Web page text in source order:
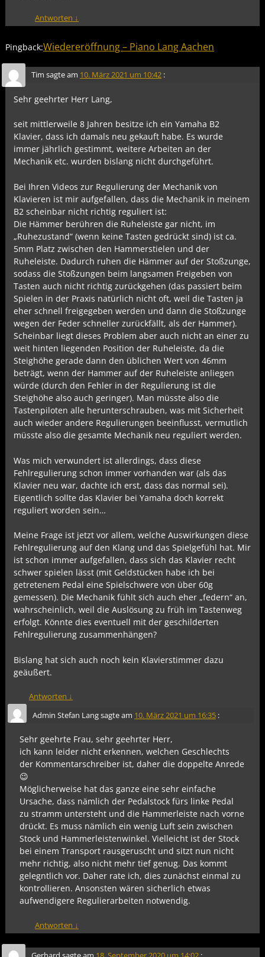
Antworten ↓
Pingback:Wiedereröffnung – Piano Lang Aachen
Tim sagte am 10. März 2021 um 10:42 :
Sehr geehrter Herr Lang,
seit mittlerweile 8 Jahren besitze ich ein Yamaha B2
Klavier, dass ich damals neu gekauft habe. Es wurde
immer jährlich gestimmt, weitere Arbeiten an der
Mechanik etc. wurden bislang nicht durchgeführt.
Bei Ihren Videos zur Regulierung der Mechanik von
Klavieren ist mir aufgefallen, dass die Mechanik in meinem
B2 scheinbar nicht richtig reguliert ist:
Die Hämmer berühren die Ruheleiste gar nicht, im
„Ruhezustand“ (wenn keine Tasten gedrückt sind) ist ca.
5mm Platz zwischen den Hammerstielen und der
Ruheleiste. Dadurch ruhen die Hämmer auf der Stoßzunge,
sodass die Stoßzungen beim langsamen Freigeben von
Tasten auch nicht richtig zurückgehen (das passiert beim
Spielen in der Praxis natürlich nicht oft, weil die Tasten ja
eher schnell freigegeben werden und dann die Stoßzunge
wegen der Feder schneller zurückfällt, als der Hammer).
Scheinbar liegt dieses Problem aber auch nicht an einer zu
weit hinten liegenden Position der Ruheleiste, da die
Steighöhe gerade dann den üblichen Wert von 46mm
beträgt, wenn der Hammer auf der Ruheleiste anliegen
würde (durch den Fehler in der Regulierung ist die
Steighöhe also auch geringer). Man müsste also die
Tastenpiloten alle herunterschrauben, was mit Sicherheit
auch wieder andere Regulierungen beeinflusst, vermutlich
müsste also die gesamte Mechanik neu reguliert werden.
Was mich verwundert ist allerdings, dass diese
Fehlregulierung schon immer vorhanden war (als das
Klavier neu war, dachte ich erst, dass das normal sei).
Eigentlich sollte das Klavier bei Yamaha doch korrekt
reguliert worden sein…
Meine Frage ist jetzt vor allem, welche Auswirkungen diese
Fehlregulierung auf den Klang und das Spielgefühl hat. Mir
ist schon immer aufgefallen, dass sich das Klavier recht
schwer spielen lässt (mit Geldstücken habe ich bei
getretenem Pedal eine Spielschwere von über 60g
gemessen). Die Mechanik fühlt sich auch eher „federn“ an,
wahrscheinlich, weil die Auslösung zu früh im Tastenweg
erfolgt. Könnte dies eventuell mit der geschilderten
Fehlregulierung zusammenhängen?
Bislang hat sich auch noch kein Klavierstimmer dazu
geäußert.
Antworten ↓
Admin Stefan Langsagte am 10. März 2021 um 16:35 :
Sehr geehrte Frau, sehr geehrter Herr,
ich kann leider nicht erkennen, welchen Geschlechts
der Kommentarschreiber ist, daher die doppelte Anrede
😉
Möglicherweise hat das ganze eine sehr einfache
Ursache, dass nämlich der Pedalstock fürs linke Pedal
zu stramm untersteht und die Hammerleiste nach vorne
drückt. Es muss nämlich ein wenig Luft sein zwischen
Stock und Hammerleistenwinkel. Vielleicht ist der Stock
bei einem Transport rausgeruscht und sitzt nun nicht
mehr richtig, also nicht mehr tief genug. Das kommt
gelegntlich vor. Daher rate ich, dies zunächst einmal zu
kontrollieren. Ansonsten wären sicherlich etwas
aufwendigere Regulierarbeiten notwendig.
Antworten ↓